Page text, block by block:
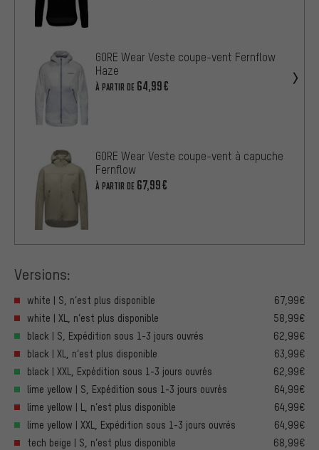
GORE Wear Veste coupe-vent Fernflow
Haze
À PARTIR DE 64,99€
GORE Wear Veste coupe-vent à capuche
Fernflow
À PARTIR DE 67,99€
Versions:
white | S, n’est plus disponible
67,99€
white | XL, n’est plus disponible
58,99€
black | S, Expédition sous 1-3 jours ouvrés
62,99€
black | XL, n’est plus disponible
63,99€
black | XXL, Expédition sous 1-3 jours ouvrés
62,99€
lime yellow | S, Expédition sous 1-3 jours ouvrés
64,99€
lime yellow | L, n’est plus disponible
64,99€
lime yellow | XXL, Expédition sous 1-3 jours ouvrés
64,99€
tech beige | S, n’est plus disponible
68,99€